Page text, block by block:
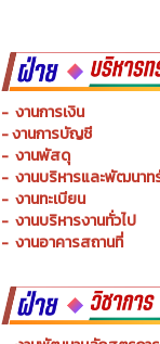
-สามัญ-สัมพันธ์
- งานการเงิน
- งานการบัญชี
- งานพัสดุ
- งานทะเบียน
-งานบริหารงานทั่วไป
-งานอาคารสถานที่